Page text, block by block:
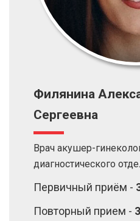
Филянина
Сергеевна
Врач акушер-
диагностического
Первичный приём -
Повторный прием -